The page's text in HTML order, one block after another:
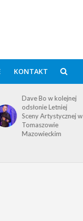
KONTAKT
Dave Bo w kolejnej
odsłonie Letniej
Sceny Artystycznej w
Tomaszowie
Mazowieckim